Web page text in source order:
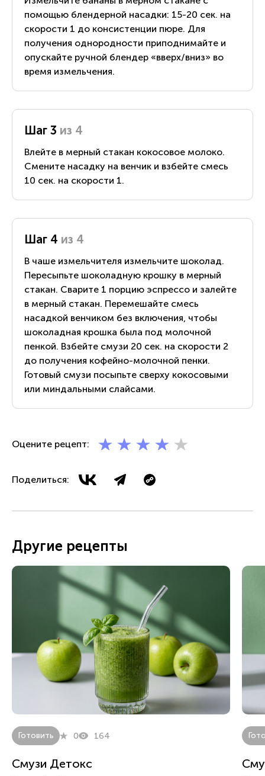
помощью блендерной насадки: 15-20 сек. на
скорости 1 до консистенции пюре. Для
получения однородности приподнимайте и
опускайте ручной блендер «вверх/вниз» во
время измельчения.
Шаг 3 из 4
Влейте в мерный стакан кокосовое молоко.
Смените насадку на венчик и взбейте смесь
10 сек. на скорости 1.
Шаг 4 из 4
В чаше измельчителя измельчите шоколад.
Пересыпьте шоколадную крошку в мерный
стакан. Сварите 1 порцию эспрессо и залейте
в мерный стакан. Перемешайте смесь
насадкой венчиком без включения, чтобы
шоколадная крошка была под молочной
пенкой. Взбейте смузи 20 сек. на скорости 2
до получения кофейно-молочной пенки.
Готовый смузи посыпьте сверху кокосовыми
или миндальными слайсами.
Оцените рецепт:
Поделиться:
Другие рецепты
Готовить 0 164
Смузи Детокс